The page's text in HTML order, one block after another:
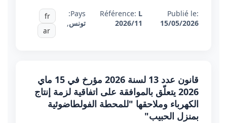
Publié le:
15/05/2026
Référence: L
2026/11
Pays:
تونس,
fr
ar
قانون عدد 13 لسنة 2026 مؤرخ في 15 ماي
2026 يتعلّق بالموافقة على اتفاقية لزمة إنتاج
الكهرباء وملاحقها "للمحطة الفولطاضوئية
بمنزل الحبيب"